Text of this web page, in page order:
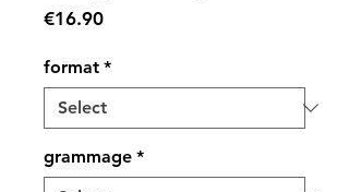
€16.90Price
format *
grammage *